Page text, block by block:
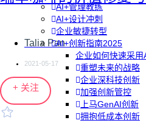
AI+管理教练
AI+设计冲刺
企业敏捷转型
AI+创新指南2025
企业如何快速采用
重塑未来的战略
企业深科技创新
加强创新管控
上马GenAI创新
拥抱低成本创新
Talia Pan
2021-05-17
+ 关注